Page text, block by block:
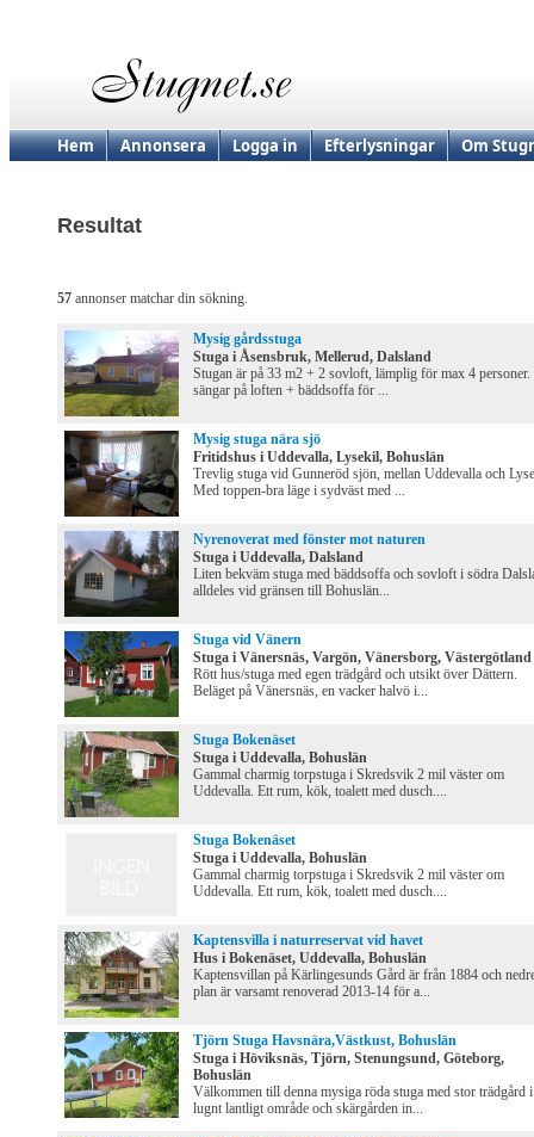
Hem Annonsera Logga in Efterlysningar Om
Resultat
57 annonser matchar din sökning.
Mysig gårdsstuga
Stuga i Åsensbruk, Mellerud, Dalsland
Stugan är på 33 m2 + 2 sovloft, lämplig för max 4 personer.
sängar på loften + bäddsoffa för ...
Mysig stuga nära sjö
Fritidshus i Uddevalla, Lysekil, Bohuslän
Trevlig stuga vid Gunneröd sjön, mellan Uddevalla och
Med toppen-bra läge i sydväst med ...
Nyrenoverat med fönster mot naturen
Stuga i Uddevalla, Dalsland
Liten bekväm stuga med bäddsoffa och sovloft i södra
alldeles vid gränsen till Bohuslän...
Stuga vid Vänern
Stuga i Vänersnäs, Vargön, Vänersborg, Västergötland
Rött hus/stuga med egen trädgård och utsikt över Dättern.
Beläget på Vänersnäs, en vacker halvö i...
Stuga Bokenäset
Stuga i Uddevalla, Bohuslän
Gammal charmig torpstuga i Skredsvik 2 mil väster om
Uddevalla. Ett rum, kök, toalett med dusch....
Stuga Bokenäset
Stuga i Uddevalla, Bohuslän
Gammal charmig torpstuga i Skredsvik 2 mil väster om
Uddevalla. Ett rum, kök, toalett med dusch....
Kaptensvilla i naturreservat vid havet
Hus i Bokenäset, Uddevalla, Bohuslän
Kaptensvillan på Kärlingesunds Gård är från 1884 och
plan är varsamt renoverad 2013-14 för a...
Tjörn Stuga Havsnära,Västkust, Bohuslän
Stuga i Höviksnäs, Tjörn, Stenungsund, Göteborg,
Bohuslän
Välkommen till denna mysiga röda stuga med stor trädgård i
lugnt lantligt område och skärgården in...